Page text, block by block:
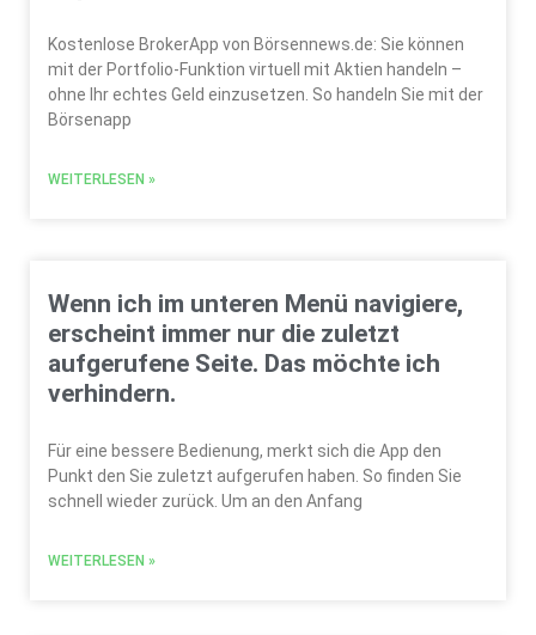
Kostenlose BrokerApp von Börsennews.de: Sie können
mit der Portfolio-Funktion virtuell mit Aktien handeln –
ohne Ihr echtes Geld einzusetzen. So handeln Sie mit der
Börsenapp
WEITERLESEN »
Wenn ich im unteren Menü navigiere,
erscheint immer nur die zuletzt
aufgerufene Seite. Das möchte ich
verhindern.
Für eine bessere Bedienung, merkt sich die App den
Punkt den Sie zuletzt aufgerufen haben. So finden Sie
schnell wieder zurück. Um an den Anfang
WEITERLESEN »